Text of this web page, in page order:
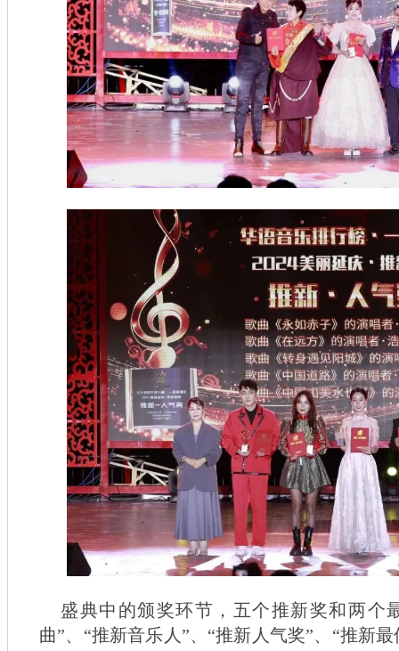
盛典中的颁奖环节，五个推新奖和两个
曲”、“推新音乐人”、“推新人气奖”、“推新